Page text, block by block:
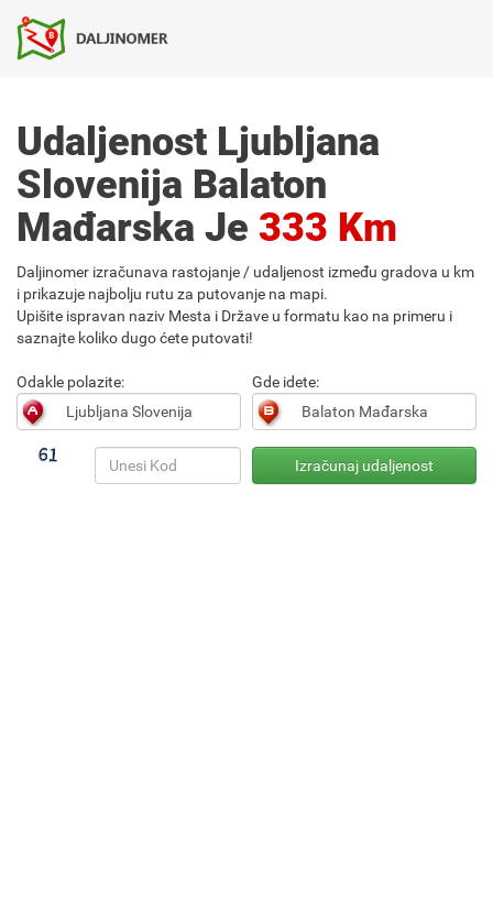
Udaljenost Ljubljana
Slovenija Balaton
Mađarska Je 333 Km
Daljinomer izračunava rastojanje / udaljenost između gradova u km
i prikazuje najbolju rutu za putovanje na mapi.
Upišite ispravan naziv Mesta i Države u formatu kao na primeru i
saznajte koliko dugo ćete putovati!
Odakle polazite: Gde idete: